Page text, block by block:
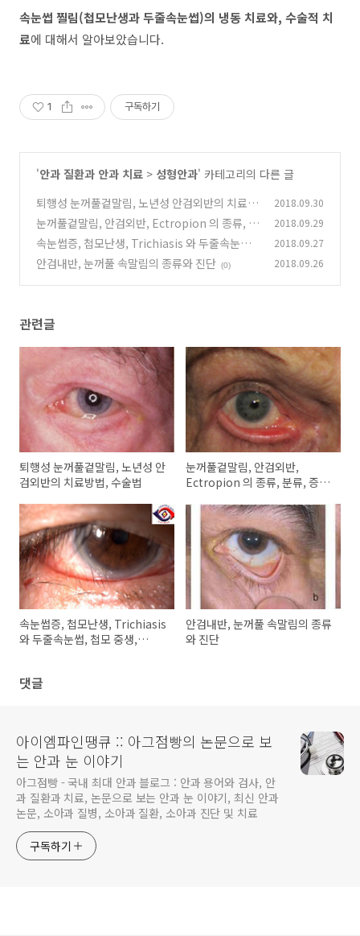
속눈썹 찔림(첩모난생과 두줄속눈썹)의 냉동 치료와, 수술적 치
료에 대해서 알아보았습니다.
1 구독하기
'안과 질환과 안과 치료 > 성형안과' 카테고리의 다른 글
퇴행성 눈꺼풀겉말림, 노년성 안검외반의 치료방
법, 수술법
(0)
2018.09.30
눈꺼풀겉말림, 안검외반, Ectropion 의 종류, 분
류, 증상, 임상양상
(0)
2018.09.29
속눈썹증, 첩모난생, Trichiasis 와 두줄속눈썹,
첩모 중생, Distichiasis
(1)
2018.09.27
안검내반, 눈꺼풀 속말림의 종류와 진단 (0) 2018.09.26
관련글
퇴행성 눈꺼풀겉말림, 노년성 안
검외반의 치료방법, 수술법
눈꺼풀겉말림, 안검외반,
Ectropion 의 종류, 분류, 증상,
속눈썹증, 첩모난생, Trichiasis
와 두줄속눈썹, 첩모 중생,
안검내반, 눈꺼풀 속말림의 종류
와 진단
댓글
아이엠파인땡큐 :: 아그점빵의 논문으로 보
는 안과 눈 이야기
아그점빵 - 국내 최대 안과 블로그 : 안과 용어와 검사, 안
과 질환과 치료, 논문으로 보는 안과 눈 이야기, 최신 안과
논문, 소아과 질병, 소아과 질환, 소아과 진단 및 치료
구독하기